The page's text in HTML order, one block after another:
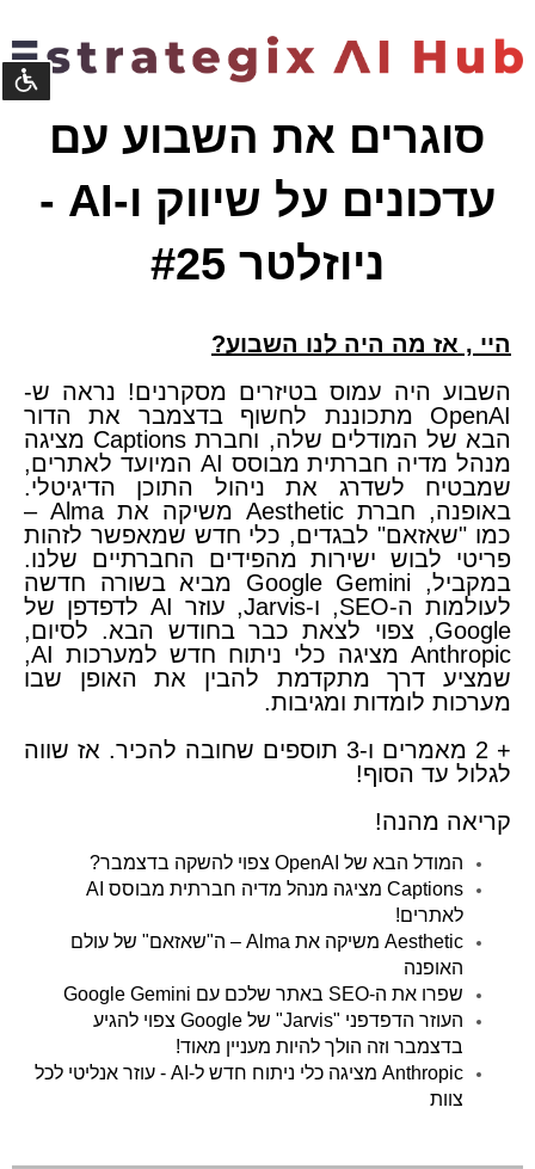
סוגרים את השבוע עם
עדכונים על שיווק ו-AI -
ניוזלטר #25
​היי , אז מה היה לנו השבוע?
השבוע היה עמוס בטיזרים מסקרנים! נראה ש-
OpenAI מתכוננת לחשוף בדצמבר את הדור
הבא של המודלים שלה, וחברת Captions מציגה
מנהל מדיה חברתית מבוסס AI המיועד לאתרים,
שמבטיח לשדרג את ניהול התוכן הדיגיטלי.
באופנה, חברת Aesthetic משיקה את Alma –
כמו "שאזאם" לבגדים, כלי חדש שמאפשר לזהות
פריטי לבוש ישירות מהפידים החברתיים שלנו.
במקביל, Google Gemini מביא בשורה חדשה
לעולמות ה-SEO, ו-Jarvis, עוזר AI לדפדפן של
Google, צפוי לצאת כבר בחודש הבא. לסיום,
Anthropic מציגה כלי ניתוח חדש למערכות AI,
שמציע דרך מתקדמת להבין את האופן שבו
מערכות לומדות ומגיבות.
​+ 2 מאמרים ו-3 תוספים שחובה להכיר. אז שווה
לגלול עד הסוף!
קריאה מהנה!
המודל הבא של OpenAI צפוי להשקה בדצמבר?
Captions מציגה מנהל מדיה חברתית מבוסס AI
לאתרים!
Aesthetic משיקה את Alma – ה"שאזאם" של עולם
האופנה
שפרו את ה-SEO באתר שלכם עם Google Gemini
העוזר הדפדפני "Jarvis" של Google צפוי להגיע
בדצמבר וזה הולך להיות מעניין מאוד!
Anthropic מציגה כלי ניתוח חדש ל-AI - עוזר אנליטי לכל
צוות